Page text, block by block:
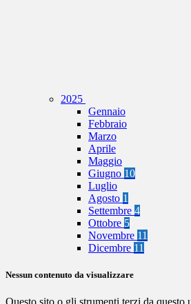
2025
Gennaio
Febbraio
Marzo
Aprile
Maggio
Giugno 10
Luglio
Agosto 1
Settembre 4
Ottobre 5
Novembre 11
Dicembre 11
Nessun contenuto da visualizzare